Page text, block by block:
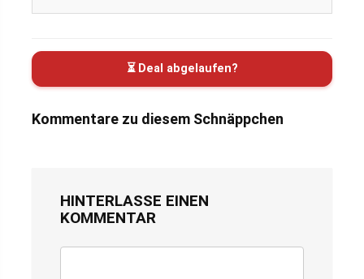
⏳ Deal abgelaufen?
Kommentare zu diesem Schnäppchen
HINTERLASSE EINEN
KOMMENTAR